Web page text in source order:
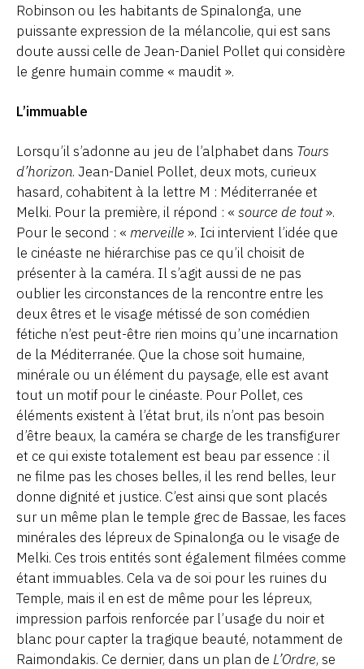
Robinson ou les habitants de Spinalonga, une
puissante expression de la mélancolie, qui est sans
doute aussi celle de Jean-Daniel Pollet qui considère
le genre humain comme « maudit ».
L’immuable
Lorsqu’il s’adonne au jeu de l’alphabet dans Tours
d’horizon. Jean-Daniel Pollet, deux mots, curieux
hasard, cohabitent à la lettre M : Méditerranée et
Melki. Pour la première, il répond : « source de tout».
Pour le second : « merveille ». Ici intervient l’idée que
le cinéaste ne hiérarchise pas ce qu’il choisit de
présenter à la caméra. Il s’agit aussi de ne pas
oublier les circonstances de la rencontre entre les
deux êtres et le visage métissé de son comédien
fétiche n’est peut-être rien moins qu’une incarnation
de la Méditerranée. Que la chose soit humaine,
minérale ou un élément du paysage, elle est avant
tout un motif pour le cinéaste. Pour Pollet, ces
éléments existent à l’état brut, ils n’ont pas besoin
d’être beaux, la caméra se charge de les transfigurer
et ce qui existe totalement est beau par essence : il
ne filme pas les choses belles, il les rend belles, leur
donne dignité et justice. C’est ainsi que sont placés
sur un même plan le temple grec de Bassae, les faces
minérales des lépreux de Spinalonga ou le visage de
Melki. Ces trois entités sont également filmées comme
étant immuables. Cela va de soi pour les ruines du
Temple, mais il en est de même pour les lépreux,
impression parfois renforcée par l’usage du noir et
blanc pour capter la tragique beauté, notamment de
Raimondakis. Ce dernier, dans un plan de L’Ordre, se